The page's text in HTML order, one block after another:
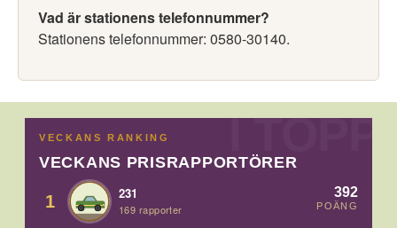
Vad är stationens telefonnummer?
Stationens telefonnummer: 0580-30140.
VECKANS RANKING
VECKANS PRISRAPPORTÖRER
1 231
169 rapporter
392
POÄNG